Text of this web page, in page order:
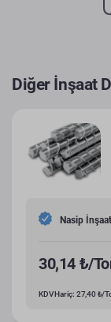
Diğer İnşaat
Nasip İnşaat
30,14 ₺/
KDV Hariç: 27,40 ₺/